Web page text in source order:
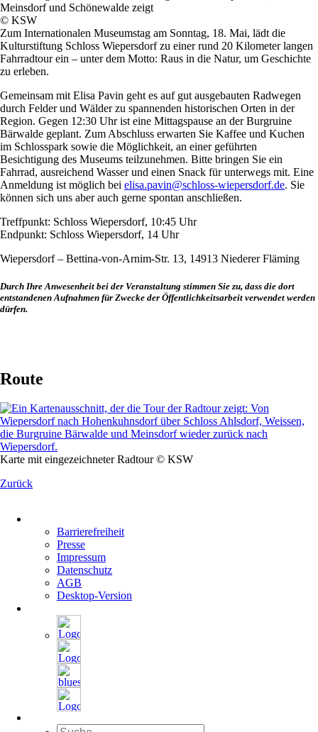
© KSW
Zum Internationalen Museumstag am Sonntag, 18. Mai, lädt die
Kulturstiftung Schloss Wiepersdorf zu einer rund 20 Kilometer langen
Fahrradtour ein – unter dem Motto: Raus in die Natur, um Geschichte
zu erleben.
Gemeinsam mit Elisa Pavin geht es auf gut ausgebauten Radwegen
durch Felder und Wälder zu spannenden historischen Orten in der
Region. Gegen 12:30 Uhr ist eine Mittagspause an der Burgruine
Bärwalde geplant. Zum Abschluss erwarten Sie Kaffee und Kuchen
im Schlosspark sowie die Möglichkeit, an einer geführten
Besichtigung des Museums teilzunehmen. Bitte bringen Sie ein
Fahrrad, ausreichend Wasser und einen Snack für unterwegs mit. Eine
Anmeldung ist möglich bei elisa.pavin@schloss-wiepersdorf.de. Sie
können sich uns aber auch gerne spontan anschließen.
Treffpunkt: Schloss Wiepersdorf, 10:45 Uhr
Endpunkt: Schloss Wiepersdorf, 14 Uhr
Wiepersdorf – Bettina-von-Arnim-Str. 13, 14913 Niederer Fläming
Durch Ihre Anwesenheit bei der Veranstaltung stimmen Sie zu, dass die dort
entstandenen Aufnahmen für Zwecke der Öffentlichkeitsarbeit verwendet werden
dürfen.
Route
Karte mit eingezeichneter Radtour © KSW
Zurück
überspringen
Barrierefreiheit
Presse
Impressum
Datenschutz
AGB
Desktop-Version